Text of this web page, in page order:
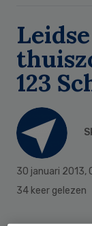
Leidse
123
30 januari 2013,
34 keer gelezen